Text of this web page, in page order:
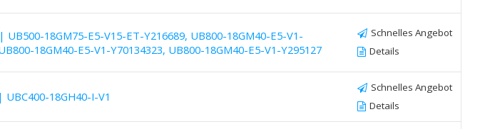
UB500-18GM75-E5-V15-ET-Y216689, UB800-18GM40-E5-V1-
18GM40-E5-V1-Y70134323, UB800-18GM40-E5-V1-Y295127
Schnelles Angebot
Details
UBC400-18GH40-I-V1
Schnelles Angebot
Details